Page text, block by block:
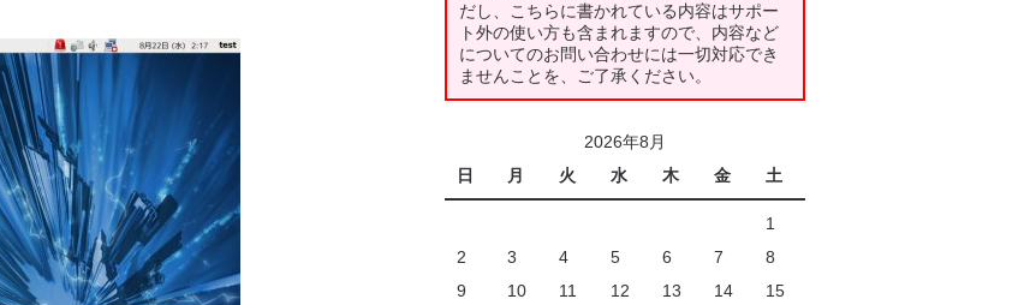
だし、こちらに書かれている内容はサポー
ト外の使い方も含まれますので、内容など
についてのお問い合わせには一切対応でき
ませんことを、ご了承ください。
2026年8月
日
月 火 水 木 金 土
1
2
3 4 5 6 7
8
9
10 11 12 13 14
15